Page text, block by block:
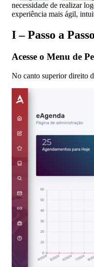
necessidade de realizar
experiência mais ágil,
I –Passo a
Acesse o Menu de
No canto superior direito